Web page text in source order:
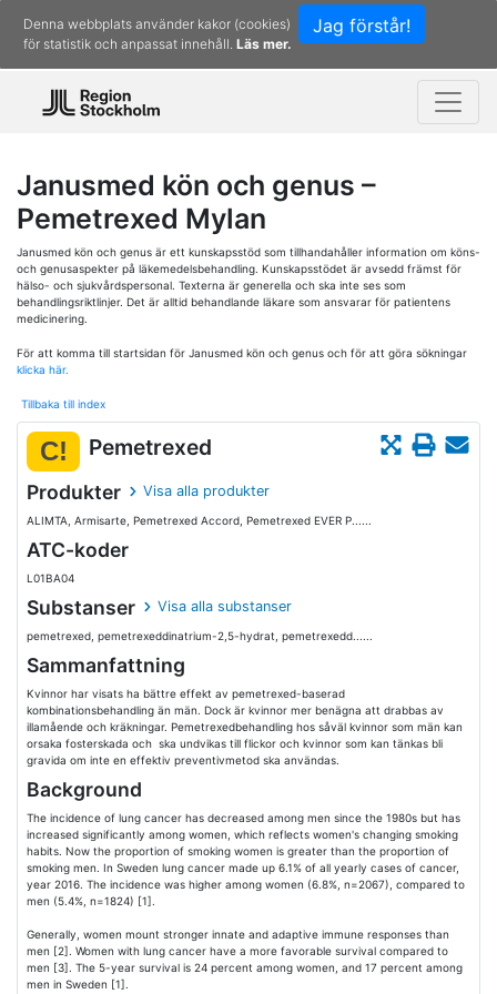
Jag förstår!
Denna webbplats använder kakor (cookies)
för statistik och anpassat innehåll. Läs mer.
Janusmed kön och genus –
Pemetrexed Mylan
Janusmed kön och genus är ett kunskapsstöd som tillhandahåller information om köns-
och genusaspekter på läkemedelsbehandling. Kunskapsstödet är avsedd främst för
hälso- och sjukvårdspersonal. Texterna är generella och ska inte ses som
behandlingsriktlinjer. Det är alltid behandlande läkare som ansvarar för patientens
medicinering.
För att komma till startsidan för Janusmed kön och genus och för att göra sökningar
klicka här.
Tillbaka till index
C! Pemetrexed
Produkter Visa alla produkter
ALIMTA, Armisarte, Pemetrexed Accord, Pemetrexed EVER P......
ATC-koder
L01BA04
Substanser Visa alla substanser
pemetrexed, pemetrexeddinatrium-2,5-hydrat, pemetrexedd......
Sammanfattning
Kvinnor har visats ha bättre effekt av pemetrexed-baserad
kombinationsbehandling än män. Dock är kvinnor mer benägna att drabbas av
illamående och kräkningar. Pemetrexedbehandling hos såväl kvinnor som män kan
orsaka fosterskada och ska undvikas till flickor och kvinnor som kan tänkas bli
gravida om inte en effektiv preventivmetod ska användas.
Background
The incidence of lung cancer has decreased among men since the 1980s but has
increased significantly among women, which reflects women's changing smoking
habits. Now the proportion of smoking women is greater than the proportion of
smoking men. In Sweden lung cancer made up 6.1% of all yearly cases of cancer,
year 2016. The incidence was higher among women (6.8%, n=2067), compared to
men (5.4%, n=1824) [1].
Generally, women mount stronger innate and adaptive immune responses than
men [2]. Women with lung cancer have a more favorable survival compared to
men [3]. The 5-year survival is 24 percent among women, and 17 percent among
men in Sweden [1].